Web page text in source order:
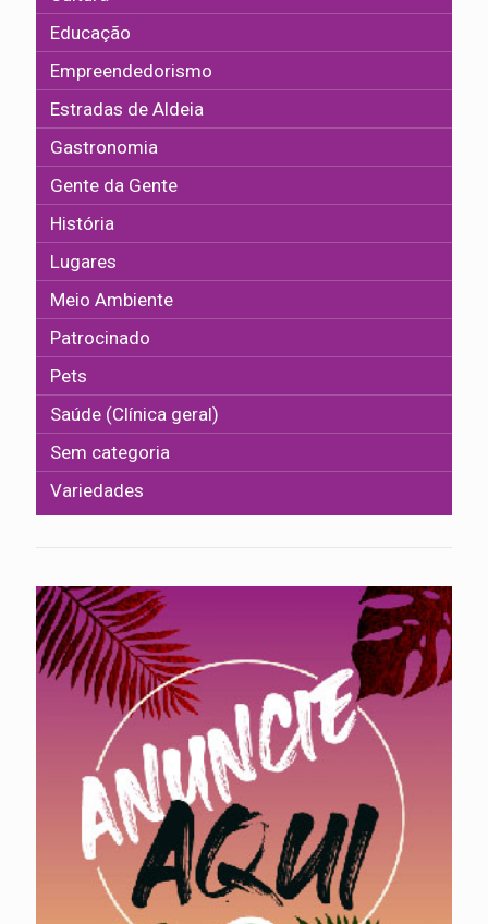
Educação
Empreendedorismo
Estradas de Aldeia
Gastronomia
Gente da Gente
História
Lugares
Meio Ambiente
Patrocinado
Pets
Saúde (Clínica geral)
Sem categoria
Variedades